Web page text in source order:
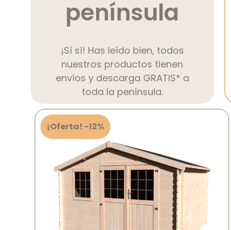
península
¡Sí sí! Has leído bien, todos
nuestros productos tienen
envíos y descarga GRATIS* a
toda la península.
¡Oferta! -12%